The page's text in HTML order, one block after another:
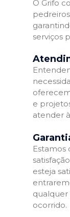
O Grifo
serviços
e
atender
esteja
ocorrido.